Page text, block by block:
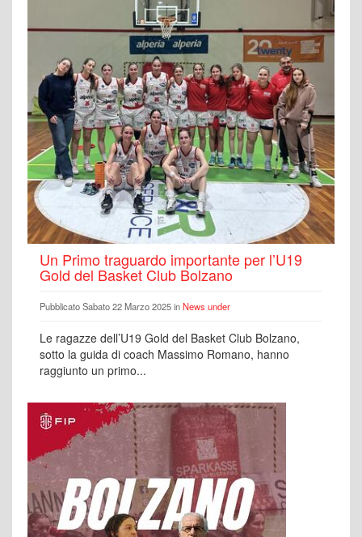
Un Primo traguardo importante per l’U19
Gold del Basket Club Bolzano
Pubblicato Sabato 22 Marzo 2025 inNews under
Le ragazze dell’U19 Gold del Basket Club Bolzano,
sotto la guida di coach Massimo Romano, hanno
raggiunto un primo...